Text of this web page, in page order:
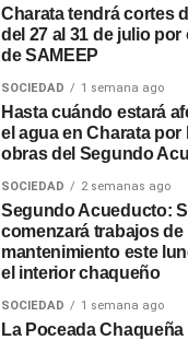
Charata tendrá cortes
del 27 al 31 de julio por
de SAMEEP
SOCIEDAD 1 semana ago
Hasta cuándo estará
el agua en Charata por
obras del Segundo
SOCIEDAD 2 semanas ago
Segundo Acueducto:
comenzará trabajos de
mantenimiento este
el interior chaqueño
SOCIEDAD 1 semana ago
La Poceada